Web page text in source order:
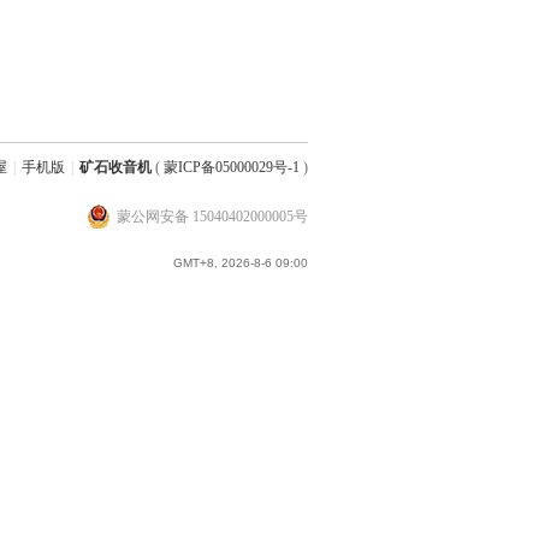
手机版 矿石收音机( 蒙ICP备05000029号-1 )
蒙公网安备 15040402000005号
GMT+8, 2026-8-6 09:00